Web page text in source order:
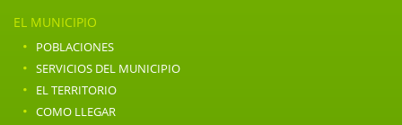
EL MUNICIPIO
· POBLACIONES
· SERVICIOS DEL MUNICIPIO
· EL TERRITORIO
· COMO LLEGAR